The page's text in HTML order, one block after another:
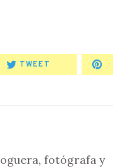
TWEET
fotógrafa y